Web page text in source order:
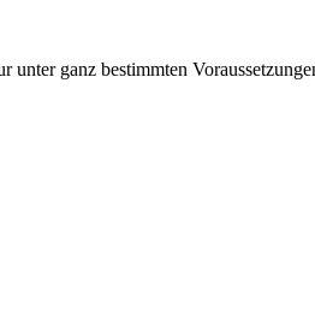
ganz bestimmten